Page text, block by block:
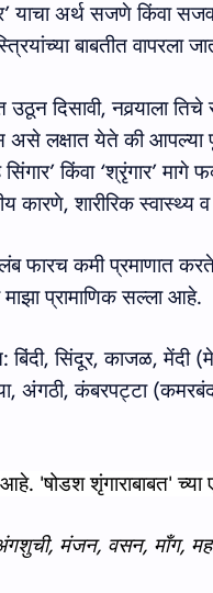
’याचा अर्थ सजणे किंवा
बाबतीत वापरला
उठून दिसावी,नवर्‍याला
लक्षात येते की आपल्या
सिंगार’किंवा‘श्रृंगार’मागे
कारणे, शारीरिक स्वास्थ्य
फारच कमी प्रमाणात
प्रामाणिक सल्ला आहे.
बिंदी, सिंदूर, काजळ, मेंदी
अंगठी, कंबरपट्‍टा
'षोडश शृंगाराबाबत' च्‍या
, मंजन, वसन, माँग,